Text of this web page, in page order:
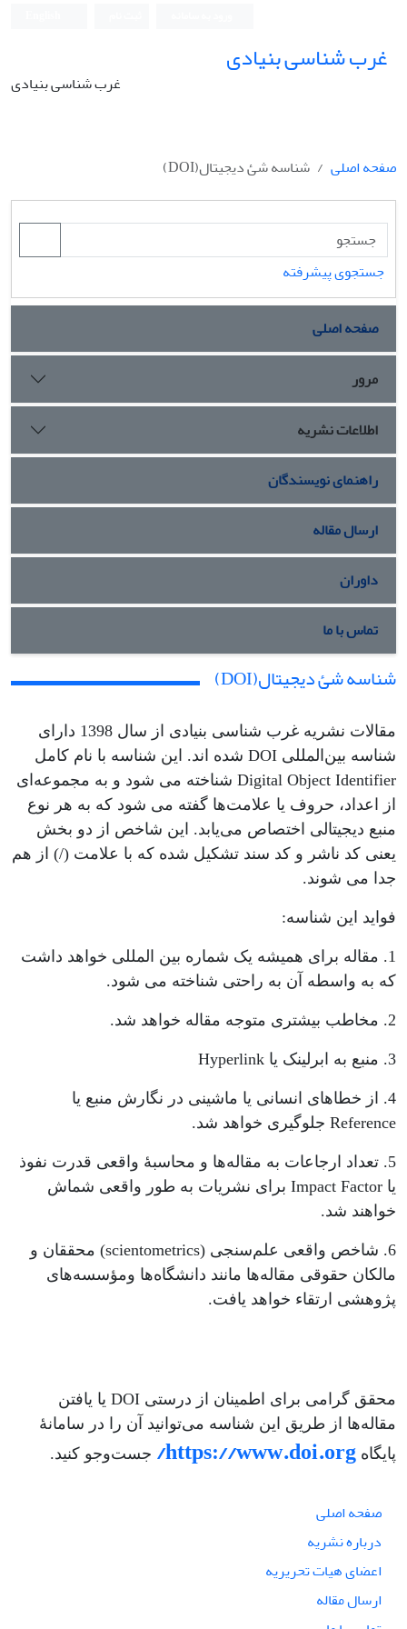
غرب شناسی بنیادی
غرب شناسی بنیادی
صفحه اصلی شناسه شئ دیجیتال(DOI)
جستجوی پیشرفته
صفحه اصلی
مرور
اطلاعات نشریه
راهنمای نویسندگان
ارسال مقاله
داوران
تماس با ما
شناسه شئ دیجیتال(DOI)
مقالات نشریه غرب شناسی بنیادی از سال 1398 دارای
شناسه بین‌المللی DOI شده اند. این شناسه با نام کامل
Digital Object Identifier شناخته می شود و به مجموعه‌ای
از اعداد، حروف یا علامت‌ها گفته می شود که به هر نوع
منبع دیجیتالی اختصاص می‌یابد. این شاخص از دو بخش
یعنی کد ناشر و کد سند تشکیل شده که با علامت (/) از هم
جدا می شوند.
فواید این شناسه:
1. مقاله برای همیشه یک شماره بین المللی خواهد داشت
که به واسطه آن به راحتی شناخته می شود.
2. مخاطب بیشتری متوجه مقاله خواهد شد.
3. منبع به ابرلینک یا Hyperlink
4. از خطاهای انسانی یا ماشینی در نگارش منبع یا
Reference جلوگیری خواهد شد.
5. تعداد ارجاعات به مقاله‌ها و محاسبۀ واقعی قدرت نفوذ
یا Impact Factor برای نشریات به طور واقعی شماش
خواهند شد.
6. شاخص واقعی علم‌سنجی (scientometrics) محققان و
مالکان حقوقی مقاله‌ها مانند دانشگاه‌ها ومؤسسه‌های
پژوهشی ارتقاء خواهد یافت.
محقق گرامی برای اطمینان از درستی DOI یا یافتن
مقاله‌ها از طریق این شناسه می‌توانید آن را در سامانۀ
پایگاه https://www.doi.org/ جست‌وجو کنید.
صفحه اصلی
درباره نشریه
اعضای هیات تحریریه
ارسال مقاله